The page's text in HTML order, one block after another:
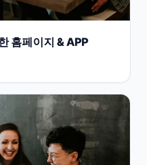
홈페이지 & APP